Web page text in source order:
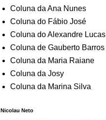
Coluna da Ana Nunes
Coluna do Fábio José
Coluna do Alexandre Lucas
Coluna de Gauberto Barros
Coluna da Maria Raiane
Coluna da Josy
Coluna da Marina Silva
Nicolau Neto